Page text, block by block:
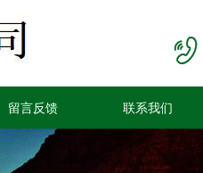
留言反馈 联系我们